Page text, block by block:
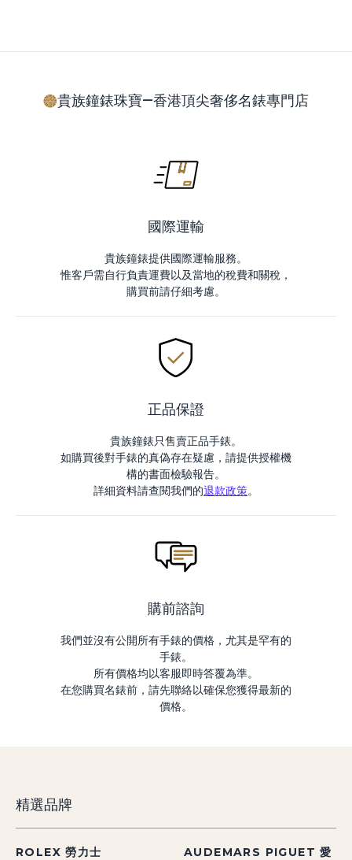
貴族鐘錶珠寶—香港頂尖奢侈名錶專門店
國際運輸
貴族鐘錶提供國際運輸服務。
惟客戶需自行負責運費以及當地的稅費和關稅，
購買前請仔細考慮。
正品保證
貴族鐘錶只售賣正品手錶。
如購買後對手錶的真偽存在疑慮，請提供授權機
構的書面檢驗報告。
詳細資料請查閱我們的退款政策。
購前諮詢
我們並沒有公開所有手錶的價格，尤其是罕有的
手錶。
所有價格均以客服即時答覆為準。
在您購買名錶前，請先聯絡以確保您獲得最新的
價格。
精選品牌
ROLEX 勞力士
AUDEMARS PIGUET 愛